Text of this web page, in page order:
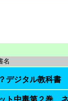
名
デジタル教科書
ト中毒第２巻